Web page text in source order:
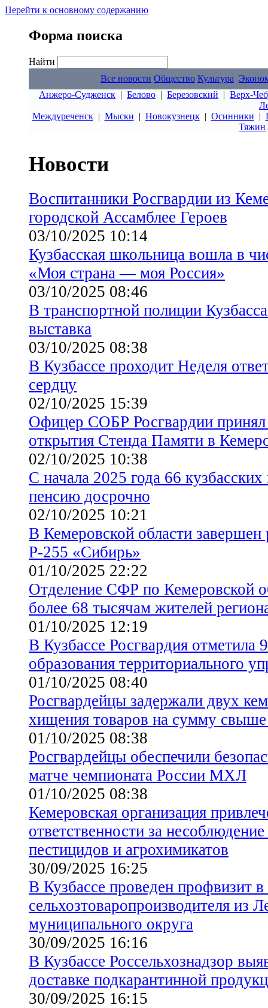
Перейти к основному содержанию
Форма поиска
Найти
Все новости Общество Культура
Анжеро-Судженск | Белово | Березовский | Верх-
Междуреченск| Мыски | Новокузнецк| Осинники |
Тяжин
Новости
Воспитанники Росгвардии из
городской Ассамблее Героев
03/10/2025 10:14
Кузбасская школьница вошла в
«Моя страна — моя Россия»
03/10/2025 08:46
В транспортной полиции
выставка
03/10/2025 08:38
В Кузбассе проходит Неделя
сердцу
02/10/2025 15:39
Офицер СОБР Росгвардии принял
открытия Стенда Памяти в
02/10/2025 10:38
С начала 2025 года 66
пенсию досрочно
02/10/2025 10:21
В Кемеровской области
Р-255 «Сибирь»
01/10/2025 22:22
Отделение СФР по Кемеровской
более 68 тысячам жителей
01/10/2025 12:19
В Кузбассе Росгвардия отметила
образования территориального
01/10/2025 08:40
Росгвардейцы задержали двух
хищения товаров на сумму
01/10/2025 08:38
Росгвардейцы обеспечили
матче чемпионата России МХЛ
01/10/2025 08:38
Кемеровская организация
ответственности за
пестицидов и агрохимикатов
30/09/2025 16:25
В Кузбассе проведен профвизит
сельхозтоваропроизводителя из
муниципального округа
30/09/2025 16:16
В Кузбассе Россельхознадзор
доставке подкарантинной
30/09/2025 16:15